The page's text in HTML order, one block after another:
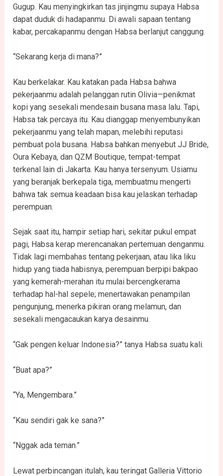
Gugup. Kau menyingkirkan tas jinjingmu supaya Habsa
dapat duduk di hadapanmu. Di awali sapaan tentang
kabar, percakapanmu dengan Habsa berlanjut canggung.
“Sekarang kerja di mana?”
Kau berkelakar. Kau katakan pada Habsa bahwa
pekerjaanmu adalah pelanggan rutin Olivia—penikmat
kopi yang sesekali mendesain busana masa lalu. Tapi,
Habsa tak percaya itu. Kau dianggap menyembunyikan
pekerjaanmu yang telah mapan, melebihi reputasi
pembuat pola busana. Habsa bahkan menyebut JJ Bride,
Oura Kebaya, dan QZM Boutique, tempat-tempat
terkenal lain di Jakarta. Kau hanya tersenyum. Usiamu
yang beranjak berkepala tiga, membuatmu mengerti
bahwa tak semua keadaan bisa kau jelaskan terhadap
perempuan.
Sejak saat itu, hampir setiap hari, sekitar pukul empat
pagi, Habsa kerap merencanakan pertemuan denganmu.
Tidak lagi membahas tentang pekerjaan, atau lika liku
hidup yang tiada habisnya, perempuan berpipi bakpao
yang kemerah-merahan itu mulai bercengkerama
terhadap hal-hal sepele; menertawakan penampilan
pengunjung, menerka pikiran orang melamun, dan
sesekali mengacaukan karya desainmu.
“Gak pengen keluar Indonesia?” tanya Habsa suatu kali.
“Buat apa?”
“Ya, Mengembara.”
“Kau sendiri gak ke sana?”
“Nggak ada teman.”
Lewat perbincangan itulah, kau teringat Galleria Vittorio